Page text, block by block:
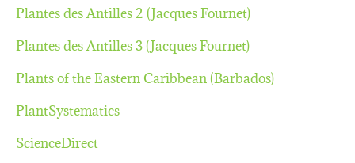
Plantes des Antilles 2 (Jacques Fournet)
Plantes des Antilles 3 (Jacques Fournet)
Plants of the Eastern Caribbean (Barbados)
PlantSystematics
ScienceDirect